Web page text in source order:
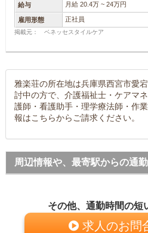
給与 月給 20.4万 ~ 24万円
雇用形態 正社員
掲載元： ベネッセスタイルケア
雅楽荘の所在地は兵庫県西宮市愛
討中の方で、介護福祉士・ケアマ
護師・看護助手・理学療法師・作
報はこちらからご請求ください。
周辺情報や、最寄駅からの通
その他、通勤時間の短
求人のお問